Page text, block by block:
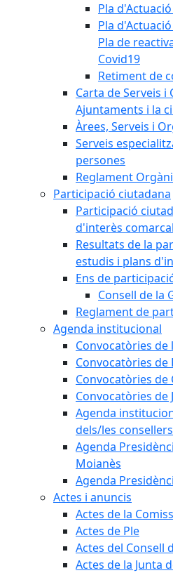
Pla
Pla
Pla de
Covid19
Retiment de
Carta de Serveis
Ajuntaments i la
Àrees, Serveis i
Serveis
persones
Reglament
Participació ciutadana
Participació
d'interès comarcal
Resultats de la
estudis i plans
Ens de
Consell de la
Reglament de
Agenda institucional
Convocatòries de
Convocatòries de
Convocatòries de
Convocatòries de
Agenda
dels/les
Agenda
Moianès
Agenda
Actes i anuncis
Actes de la
Actes de Ple
Actes del Consell
Actes de la Junta